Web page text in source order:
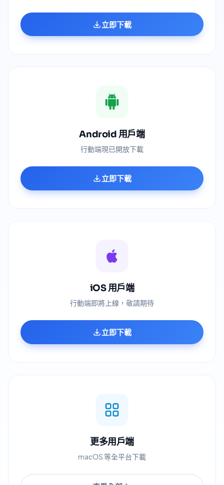
立即下載
Android 用戶端
行動端現已開放下載
立即下載
iOS 用戶端
行動端即將上線，敬請期待
立即下載
更多用戶端
macOS 等全平台下載